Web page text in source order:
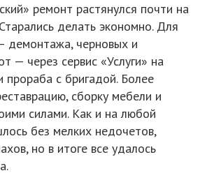
ремонт растянулся почти на
делать экономно. Для
демонтажа, черновых и
— через сервис «Услуги» на
с бригадой. Более
сборку мебели и
силами. Как и на любой
без мелких недочетов,
но в итоге все удалось